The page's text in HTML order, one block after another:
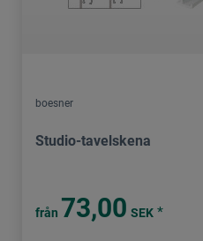
boesner
Studio-tavelskena
från 73,00 SEK *